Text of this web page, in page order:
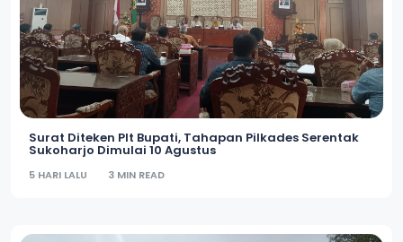
Surat Diteken Plt Bupati, Tahapan Pilkades Serentak
Sukoharjo Dimulai 10 Agustus
5 HARI LALU 3 MIN READ